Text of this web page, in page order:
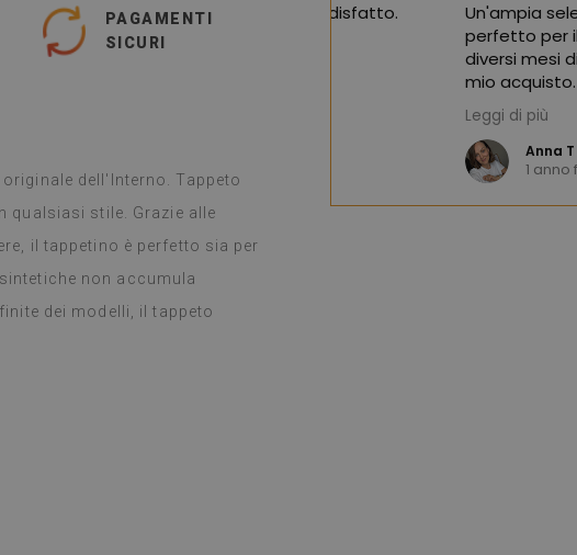
PAGAMENTI
SICURI
dell'Interno. Tappeto
qualsiasi stile. Grazie alle
il tappetino è perfetto sia per
non accumula
dei modelli, il tappeto
qualità, sono molto soddisfatto.
vedi originale
Un'ampia selezione di
perfetto per il mio
diversi mesi di utilizzo,
mio acquisto. Consiglio
(Tradotto da Google,vedi
1 anno fa